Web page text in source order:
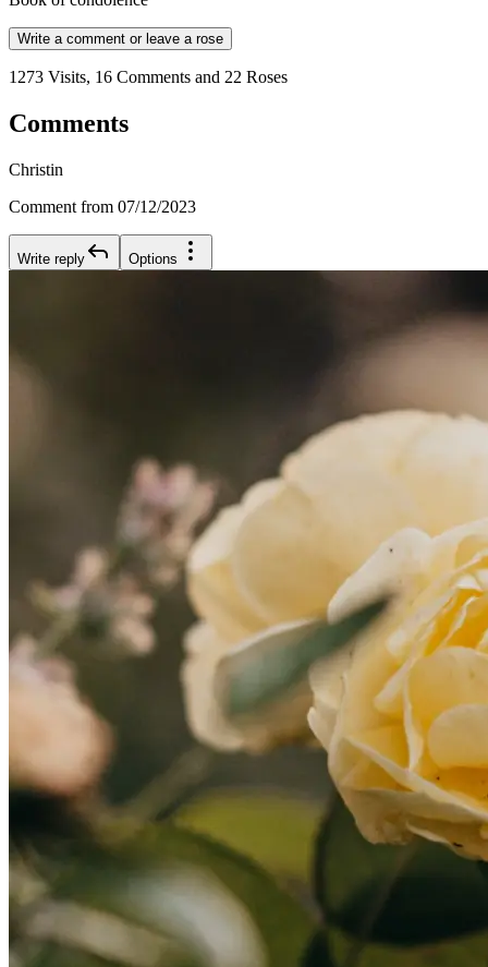
Write a comment or leave a rose
1273 Visits, 16 Comments and 22 Roses
Comments
Christin
Comment from 07/12/2023
Write reply Options